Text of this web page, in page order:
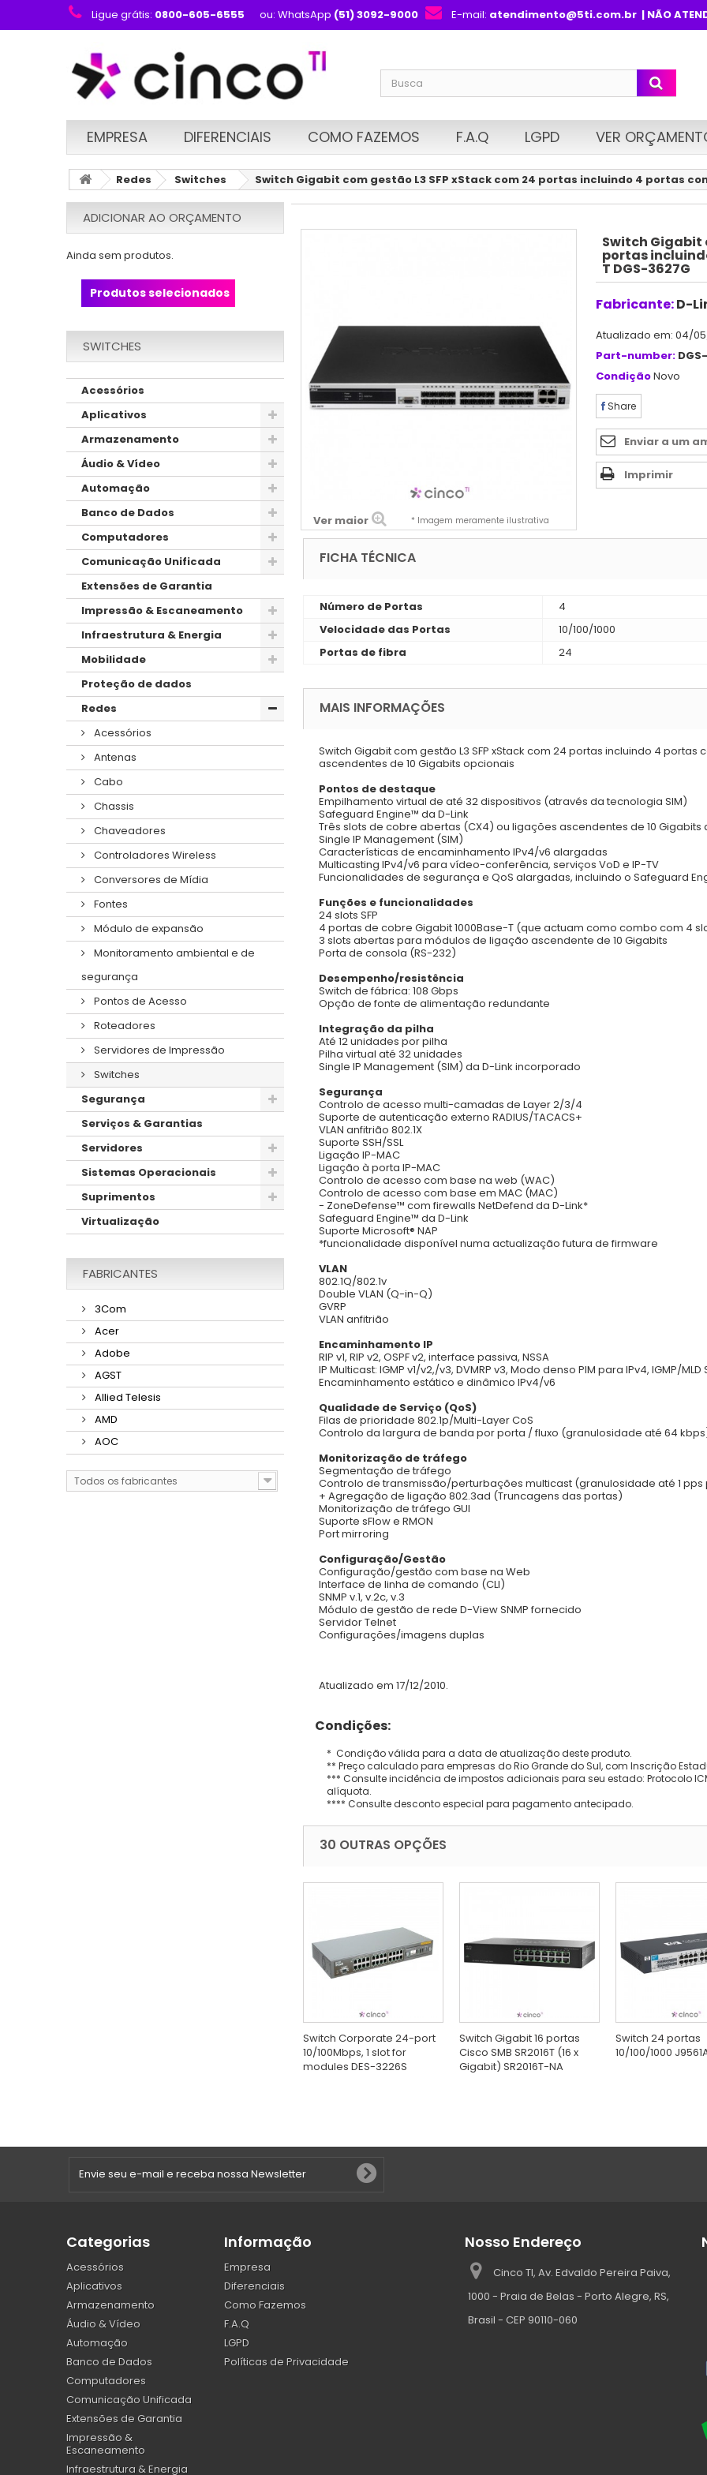
Ligue grátis: 0800-605-6555 ou: WhatsApp (51) 3092-9000 E-mail: atendimento@5ti.com.br| NÃO
EMPRESA DIFERENCIAIS COMO FAZEMOS F.A.Q LGPD VER
Redes Switches Switch Gigabit com gestão L3 SFP xStack com 24 portas incluindo 4 portas
ADICIONAR AO ORÇAMENTO
Ainda sem produtos.
Produtos selecionados
SWITCHES
Acessórios
Aplicativos
Armazenamento
Áudio & Vídeo
Automação
Banco de Dados
Computadores
Comunicação Unificada
Extensões de Garantia
Impressão & Escaneamento
Infraestrutura & Energia
Mobilidade
Proteção de dados
Redes
Acessórios
Antenas
Cabo
Chassis
Chaveadores
Controladores Wireless
Conversores de Mídia
Fontes
Módulo de expansão
Monitoramento ambiental e de
segurança
Pontos de Acesso
Roteadores
Servidores de Impressão
Switches
Segurança
Serviços & Garantias
Servidores
Sistemas Operacionais
Suprimentos
Virtualização
FABRICANTES
3Com
Acer
Adobe
AGST
Allied Telesis
AMD
AOC
Todos os fabricantes
Ver maior * Imagem meramente ilustrativa
Switch Gigabit
portas
T DGS-3627G
Fabricante:D-
Atualizado em: 04/
Part-number:
CondiçãoNovo
Share
Enviar a um
Imprimir
FICHA TÉCNICA
Número de Portas
4
Velocidade das Portas
10/100/1000
Portas de fibra
24
MAIS INFORMAÇÕES
Switch Gigabit com gestão L3 SFP xStack com 24 portas incluindo 4 portas
ascendentes de 10 Gigabits opcionais
Pontos de destaque
Empilhamento virtual de até 32 dispositivos (através da tecnologia SIM)
Safeguard Engine™ da D-Link
Três slots de cobre abertas (CX4) ou ligações ascendentes de 10 Gigabits
Single IP Management (SIM)
Características de encaminhamento IPv4/v6 alargadas
Multicasting IPv4/v6 para vídeo-conferência, serviços VoD e IP-TV
Funcionalidades de segurança e QoS alargadas, incluindo o Safeguard
Funções e funcionalidades
24 slots SFP
4 portas de cobre Gigabit 1000Base-T (que actuam como combo com 4
3 slots abertas para módulos de ligação ascendente de 10 Gigabits
Porta de consola (RS-232)
Desempenho/resistência
Switch de fábrica: 108 Gbps
Opção de fonte de alimentação redundante
Integração da pilha
Até 12 unidades por pilha
Pilha virtual até 32 unidades
Single IP Management (SIM) da D-Link incorporado
Segurança
Controlo de acesso multi-camadas de Layer 2/3/4
Suporte de autenticação externo RADIUS/TACACS+
VLAN anfitrião 802.1X
Suporte SSH/SSL
Ligação IP-MAC
Ligação à porta IP-MAC
Controlo de acesso com base na web (WAC)
Controlo de acesso com base em MAC (MAC)
- ZoneDefense™ com firewalls NetDefend da D-Link*
Safeguard Engine™ da D-Link
Suporte Microsoft® NAP
*funcionalidade disponível numa actualização futura de firmware
VLAN
802.1Q/802.1v
Double VLAN (Q-in-Q)
GVRP
VLAN anfitrião
Encaminhamento IP
RIP v1, RIP v2, OSPF v2, interface passiva, NSSA
IP Multicast: IGMP v1/v2,/v3, DVMRP v3, Modo denso PIM para IPv4, IGMP/
Encaminhamento estático e dinâmico IPv4/v6
Qualidade de Serviço (QoS)
Filas de prioridade 802.1p/Multi-Layer CoS
Controlo da largura de banda por porta / fluxo (granulosidade até 64
Monitorização de tráfego
Segmentação de tráfego
Controlo de transmissão/perturbações multicast (granulosidade até 1
+ Agregação de ligação 802.3ad (Truncagens das portas)
Monitorização de tráfego GUI
Suporte sFlow e RMON
Port mirroring
Configuração/Gestão
Configuração/gestão com base na Web
Interface de linha de comando (CLI)
SNMP v.1, v.2c, v.3
Módulo de gestão de rede D-View SNMP fornecido
Servidor Telnet
Configurações/imagens duplas
Atualizado em 17/12/2010.
Condições:
* Condição válida para a data de atualização deste produto.
** Preço calculado para empresas do Rio Grande do Sul, com Inscrição
*** Consulte incidência de impostos adicionais para seu estado: Protocolo
alíquota.
**** Consulte desconto especial para pagamento antecipado.
30 OUTRAS OPÇÕES
Switch Corporate 24-port
10/100Mbps, 1 slot for
modules DES-3226S
Switch Gigabit 16 portas
Cisco SMB SR2016T (16 x
Gigabit) SR2016T-NA
Switch 24 portas
10/100/1000
Categorias
Acessórios
Aplicativos
Armazenamento
Áudio & Vídeo
Automação
Banco de Dados
Computadores
Comunicação Unificada
Extensões de Garantia
Impressão &
Escaneamento
Infraestrutura & Energia
Informação
Empresa
Diferenciais
Como Fazemos
F.A.Q
LGPD
Políticas de Privacidade
Nosso Endereço
Cinco TI, Av. Edvaldo Pereira Paiva,
1000 - Praia de Belas - Porto Alegre, RS,
Brasil - CEP 90110-060